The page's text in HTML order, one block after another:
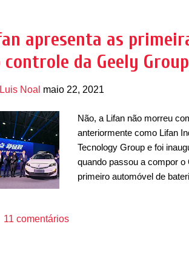
poderia produzir seus
estar, a operação brasileira
apresenta as
controle da Geely
Luis Noal maio 22, 2021
Não, a Lifan não morreu
anteriormente como Lifan
Tecnology Group e foi
quando passou a compor o
primeiro automóvel de
fazer parte do grupo
11 comentários